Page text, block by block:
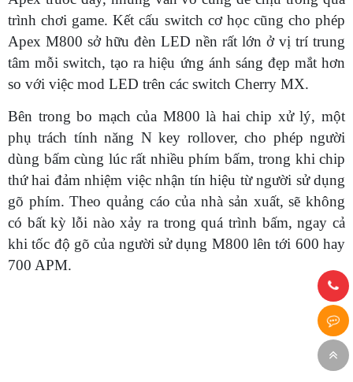
trình chơi game. Kết cấu switch cơ học cũng cho phép
Apex M800 sở hữu đèn LED nền rất lớn ở vị trí trung
tâm mỗi switch, tạo ra hiệu ứng ánh sáng đẹp mắt hơn
so với việc mod LED trên các switch Cherry MX.
Bên trong bo mạch của M800 là hai chip xử lý, một
phụ trách tính năng N key rollover, cho phép người
dùng bấm cùng lúc rất nhiều phím bấm, trong khi chip
thứ hai đảm nhiệm việc nhận tín hiệu từ người sử dụng
gõ phím. Theo quảng cáo của nhà sản xuất, sẽ không
có bất kỳ lỗi nào xảy ra trong quá trình bấm, ngay cả
khi tốc độ gõ của người sử dụng M800 lên tới 600 hay
700 APM.